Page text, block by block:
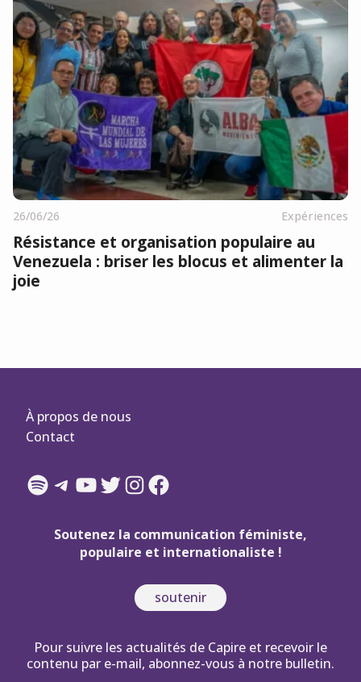
26/06/26 Expériences
Résistance et organisation populaire au
Venezuela : briser les blocus et alimenter la
joie
À propos de nous
Contact
Spotify
Telegram
YouTube
Twitter
Instagram
Facebook
Soutenez la communication féministe,
populaire et internationaliste !
soutenir
Pour suivre les actualités de Capire et recevoir le
contenu par e-mail, abonnez-vous à notre bulletin.